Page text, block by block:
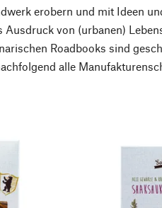
erobern und mit Ideen
Ausdruck von (urbanen)
Roadbooks sind
alle